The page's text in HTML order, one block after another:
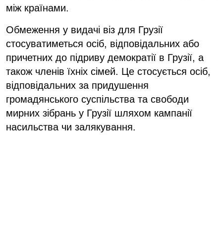
між країнами.
Обмеження у видачі віз для Грузії
стосуватиметься осіб, відповідальних або
причетних до підриву демократії в Грузії, а
також членів їхніх сімей. Це стосується осіб,
відповідальних за придушення
громадянського суспільства та свободи
мирних зібрань у Грузії шляхом кампанії
насильства чи залякування.